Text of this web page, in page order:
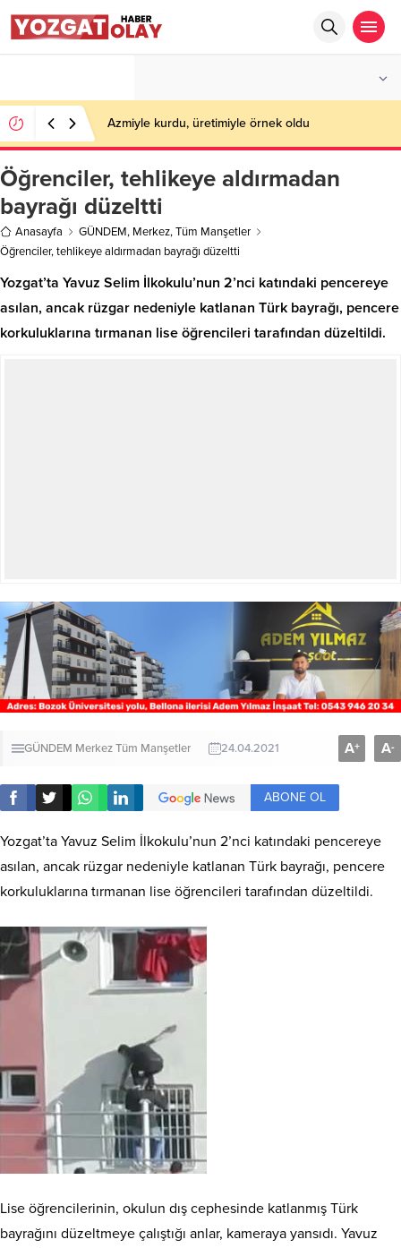
Azmiyle kurdu, üretimiyle örnek oldu
Öğrenciler, tehlikeye aldırmadan
bayrağı düzeltti
Anasayfa GÜNDEM, Merkez,Tüm Manşetler
Öğrenciler, tehlikeye aldırmadan bayrağı düzeltti
Yozgat’ta Yavuz Selim İlkokulu’nun 2’nci katındaki pencereye
asılan, ancak rüzgar nedeniyle katlanan Türk bayrağı, pencere
korkuluklarına tırmanan lise öğrencileri tarafından düzeltildi.
GÜNDEM MerkezTüm Manşetler 24.04.2021 A+ A-
ABONE OL
Yozgat’ta Yavuz Selim İlkokulu’nun 2’nci katındaki pencereye
asılan, ancak rüzgar nedeniyle katlanan Türk bayrağı, pencere
korkuluklarına tırmanan lise öğrencileri tarafından düzeltildi.
Lise öğrencilerinin, okulun dış cephesinde katlanmış Türk
bayrağını düzeltmeye çalıştığı anlar, kameraya yansıdı. Yavuz